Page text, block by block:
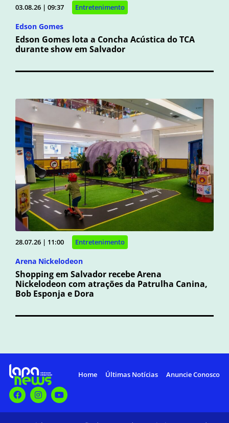
03.08.26 | 09:37 Entretenimento
Edson Gomes
Edson Gomes lota a Concha Acústica do TCA
durante show em Salvador
28.07.26 | 11:00 Entretenimento
Arena Nickelodeon
Shopping em Salvador recebe Arena
Nickelodeon com atrações da Patrulha Canina,
Bob Esponja e Dora
Home Últimas Notícias Anuncie Conosco